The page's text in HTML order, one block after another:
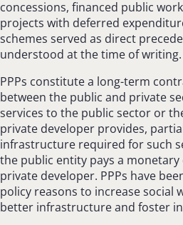
concessions, financed public
projects with deferred
schemes served as direct
understood at the time of writing.
PPPs constitute a long-term
between the public and private
services to the public sector or
private developer provides,
infrastructure required for such
the public entity pays a
private developer. PPPs have
policy reasons to increase social
better infrastructure and foster